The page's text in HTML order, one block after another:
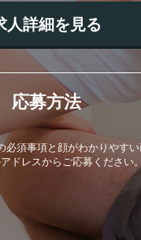
人詳細を見る
応募方法
須事項と顔がわかりやすい
ドレスからご応募ください